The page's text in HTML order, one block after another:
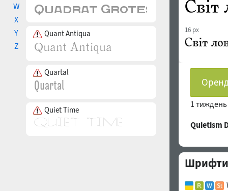
W
X
Y
Z
Quant Antiqua
Quartal
Quiet Time
16 px
1
Quietism
Шрифти